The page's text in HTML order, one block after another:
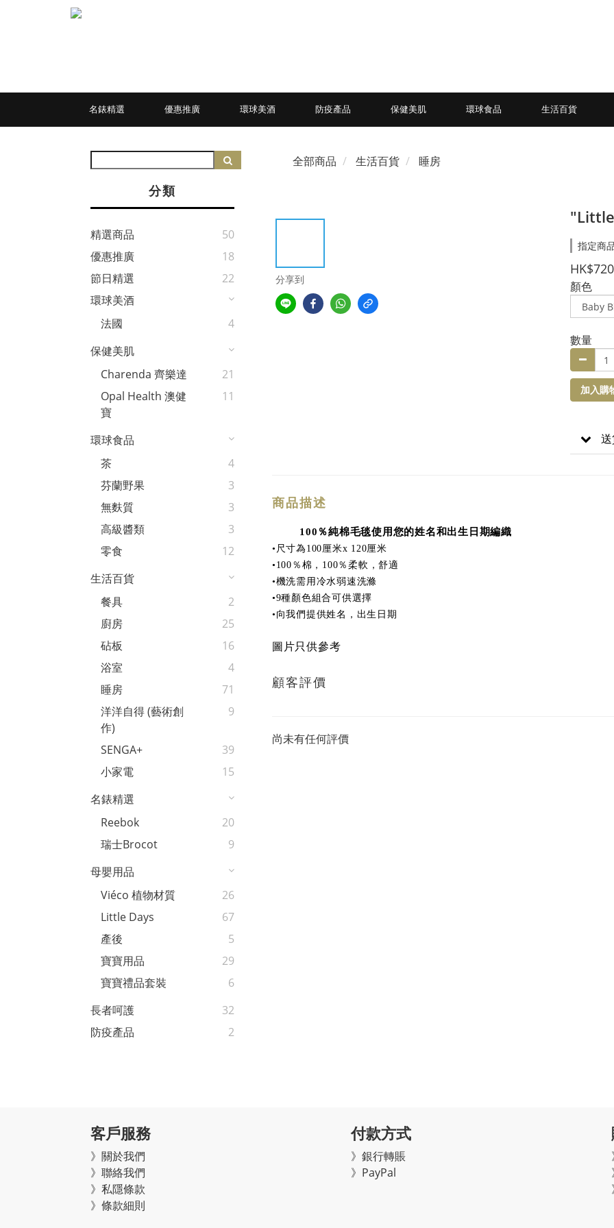
名錶精選 優惠推廣 環球美酒 防疫產品 保健美肌 環球食品 生活百貨
分類
精選商品
50
優惠推廣
18
節日精選
22
環球美酒
法國
4
保健美肌
Charenda 齊樂達
21
Opal Health 澳健
寶
11
環球食品
茶
4
芬蘭野果
3
無麩質
3
高級醬類
3
零食
12
生活百貨
餐具
2
廚房
25
砧板
16
浴室
4
睡房
71
洋洋自得 (藝術創
作)
9
SENGA+
39
小家電
15
名錶精選
Reebok
20
瑞士Brocot
9
母嬰用品
Viéco 植物材質
26
Little Days
67
產後
5
寶寶用品
29
寶寶禮品套裝
6
長者呵護
32
防疫產品
2
全部商品 生活百貨 睡房
分享到
指定商
顏色
數量
加入購
商品描述
100％純棉毛毯使用您的姓名和出生日期編織
• 尺寸為 100厘米x 120厘米
•100 ％棉， 100％柔軟，舒適
•機洗需用冷水弱速洗滌
•9種顏色組合可供選擇
• 向我們提供姓名，出生日期
圖片只供參考
顧客評價
尚未有任何評價
客戶服務
》關於我們
》聯絡我們
》私隱條款
》條款細則
付款方式
》銀行轉賬
》PayPal